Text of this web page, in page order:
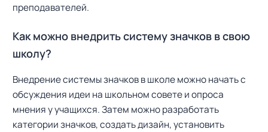
преподавателей.
Как можно внедрить систему значков в свою
школу?
Внедрение системы значков в школе можно начать с
обсуждения идеи на школьном совете и опроса
мнения у учащихся. Затем можно разработать
категории значков, создать дизайн, установить